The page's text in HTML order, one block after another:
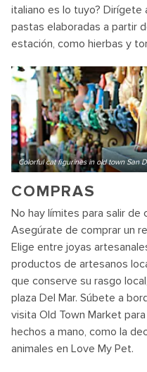
italiano es lo tuyo? Dirígete
pastas elaboradas a partir
estación, como hierbas y
Colorful cat figurines in old town San
COMPRAS
No hay límites para salir de
Asegúrate de comprar un
Elige entre joyas
productos de artesanos
que conserve su rasgo
plaza Del Mar. Súbete a
visita Old Town Market
hechos a mano, como la
animales en Love My Pet.